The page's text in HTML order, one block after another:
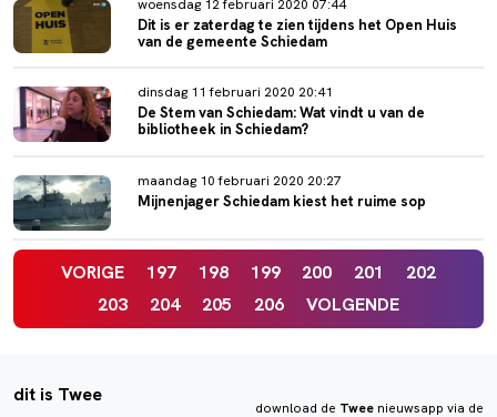
woensdag 12 februari 2020 07:44
Dit is er zaterdag te zien tijdens het Open Huis
van de gemeente Schiedam
dinsdag 11 februari 2020 20:41
De Stem van Schiedam: Wat vindt u van de
bibliotheek in Schiedam?
maandag 10 februari 2020 20:27
Mijnenjager Schiedam kiest het ruime sop
VORIGE 197 198 199 200 201
202
203
204 205 206 VOLGENDE
dit is Twee
download de Tweenieuwsapp via de